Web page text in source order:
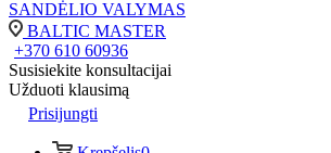
SANDĖLIO VALYMAS
BALTIC MASTER
+370 610 60936
Susisiekite konsultacijai
Užduoti klausimą
Prisijungti